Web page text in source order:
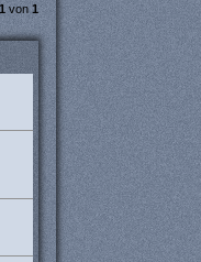
1 von1